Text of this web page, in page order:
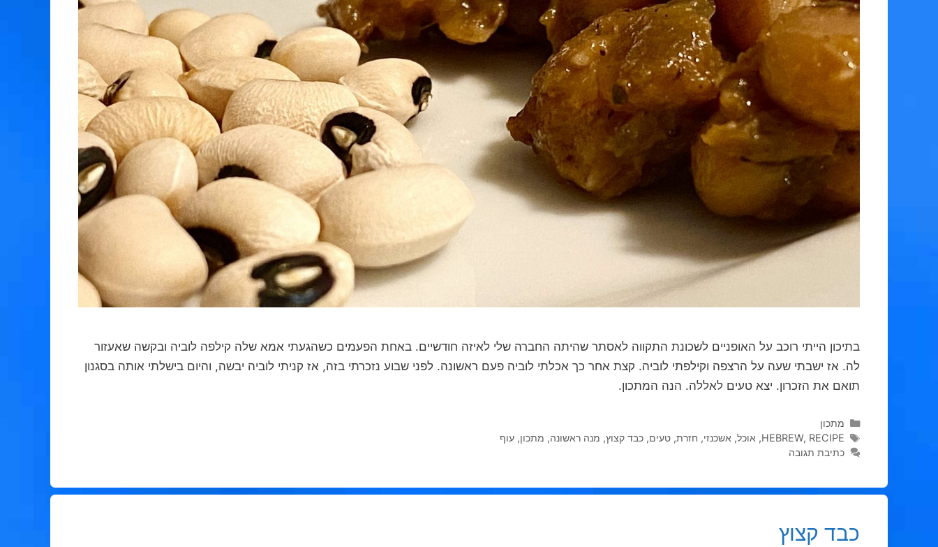
בתיכון הייתי רוכב על האופניים לשכונת התקווה לאסתר שהיתה החברה שלי לאיזה חודשיים. באחת הפעמים כשהגעתי אמא שלה קילפה לוביה ובקשה שאעזור
לה. אז ישבתי שעה על הרצפה וקילפתי לוביה. קצת אחר כך אכלתי לוביה פעם ראשונה. לפני שבוע נזכרתי בזה, אז קניתי לוביה יבשה, והיום בישלתי אותה בסגנון
תואם את הזכרון. יצא טעים לאללה. הנה המתכון.
קטגוריות
מתכון
תגיות
HEBREW, RECIPE
, אוכל, אשכנזי, חזרת, טעים, כבד קצוץ, מנה ראשונה, מתכון, עוף
כתיבת תגובה
כבד קצוץ